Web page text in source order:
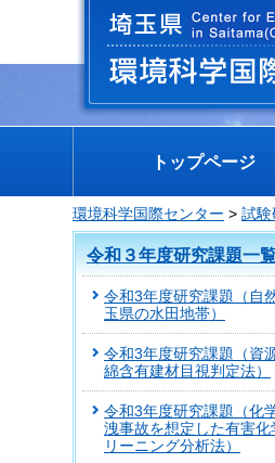
埼玉県 環境科学国際セン
トップページ
環境科学国際センター > 試験
令和３年度研究課題一
令和3年度研究課題（自
玉県の水田地帯）
令和3年度研究課題（資
綿含有建材目視判定法）
令和3年度研究課題（化
洩事故を想定した有害化
リーニング分析法）